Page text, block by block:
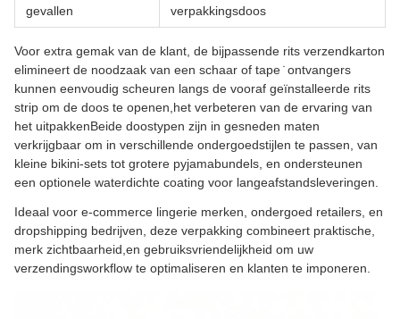
gevallen verpakkingsdoos
Voor extra gemak van de klant, de bijpassende rits verzendkarton
elimineert de noodzaak van een schaar of tape ̇ ontvangers
kunnen eenvoudig scheuren langs de vooraf geïnstalleerde rits
strip om de doos te openen,het verbeteren van de ervaring van
het uitpakkenBeide doostypen zijn in gesneden maten
verkrijgbaar om in verschillende ondergoedstijlen te passen, van
kleine bikini-sets tot grotere pyjamabundels, en ondersteunen
een optionele waterdichte coating voor langeafstandsleveringen.
Ideaal voor e-commerce lingerie merken, ondergoed retailers, en
dropshipping bedrijven, deze verpakking combineert praktische,
merk zichtbaarheid,en gebruiksvriendelijkheid om uw
verzendingsworkflow te optimaliseren en klanten te imponeren.